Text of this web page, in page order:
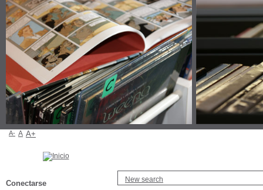
New search
A- A A+
Conectarse